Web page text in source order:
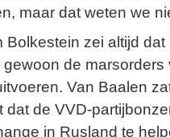
maar dat weten we
zei altijd dat
de marsorders
Van Baalen
dat de VVD-
in Rusland te